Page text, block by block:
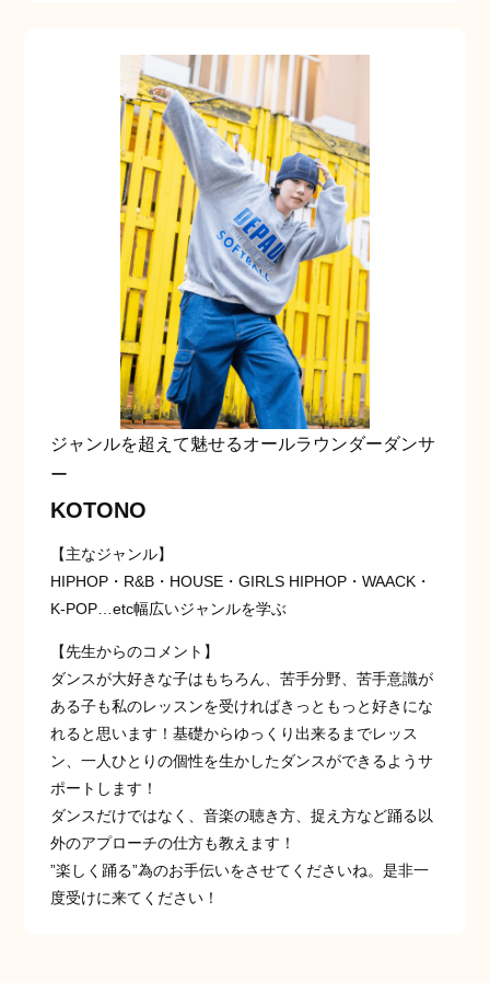
ジャンルを超えて魅せるオールラウンダーダンサ
ー
KOTONO
【主なジャンル】
HIPHOP・R&B・HOUSE・GIRLS HIPHOP・WAACK・
K-POP…etc幅広いジャンルを学ぶ
【先生からのコメント】
ダンスが大好きな子はもちろん、苦手分野、苦手意識が
ある子も私のレッスンを受ければきっともっと好きにな
れると思います！基礎からゆっくり出来るまでレッス
ン、一人ひとりの個性を生かしたダンスができるようサ
ポートします！
ダンスだけではなく、音楽の聴き方、捉え方など踊る以
外のアプローチの仕方も教えます！
”楽しく踊る”為のお手伝いをさせてくださいね。是非一
度受けに来てください！